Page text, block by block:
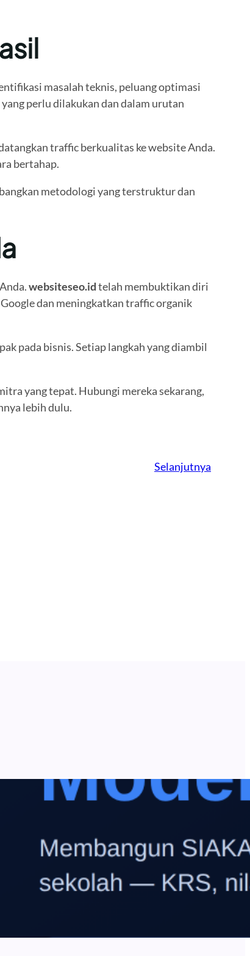
masalah teknis, peluang optimasi
perlu dilakukan dan dalam urutan
traffic berkualitas ke website Anda.
bertahap.
metodologi yang terstruktur dan
websiteseo.idtelah membuktikan diri
dan meningkatkan traffic organik
pada bisnis. Setiap langkah yang diambil
yang tepat. Hubungi mereka sekarang,
lebih dulu.
Selanjutnya